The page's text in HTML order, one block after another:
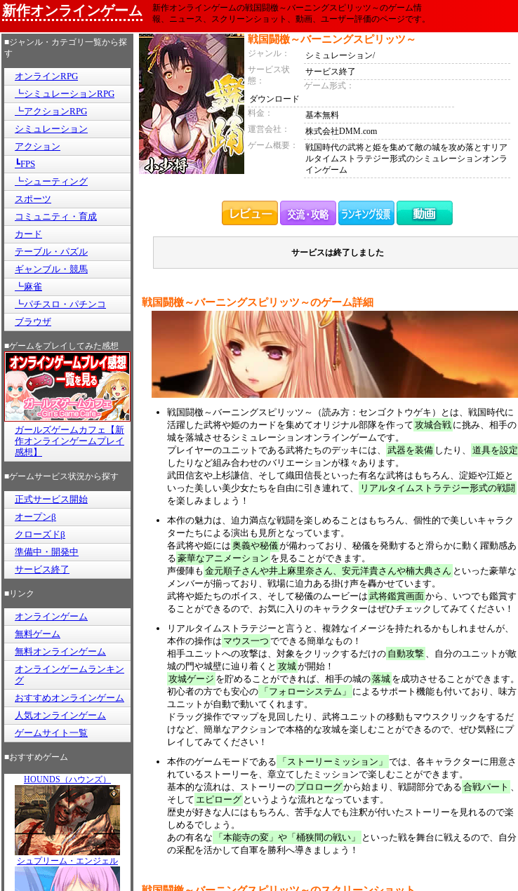
新作オンラインゲーム
新作オンラインゲームの戦国闘檄～バーニングスピリッツ～のゲーム情
報、ニュース、スクリーンショット、動画、ユーザー評価のページです。
■ジャンル・カテゴリ一覧から探
す
オンラインRPG
┗シミュレーションRPG
┗アクションRPG
シミュレーション
アクション
┗FPS
┗シューティング
スポーツ
コミュニティ・育成
カード
テーブル・パズル
ギャンブル・競馬
┗麻雀
┗パチスロ・パチンコ
ブラウザ
■ゲームをプレイしてみた感想
ガールズゲームカフェ【新
作オンラインゲームプレイ
感想】
■ゲームサービス状況から探す
正式サービス開始
オープンβ
クローズドβ
準備中・開発中
サービス終了
■リンク
オンラインゲーム
無料ゲーム
無料オンラインゲーム
オンラインゲームランキン
グ
おすすめオンラインゲーム
人気オンラインゲーム
ゲームサイト一覧
■おすすめゲーム
HOUNDS（ハウンズ）
シュプリーム・エンジェル
戦国闘檄～バーニングスピリッツ～
ジャンル：
シミュレーション/
サービス状
態：
サービス終了
ゲーム形式：
ダウンロード
料金：
基本無料
運営会社：
株式会社DMM.com
ゲーム概要：
戦国時代の武将と姫を集めて敵の城を攻め落とすリア
ルタイムストラテジー形式のシミュレーションオンラ
インゲーム
サービスは終了しました
戦国闘檄～バーニングスピリッツ～のゲーム詳細
戦国闘檄～バーニングスピリッツ～（読み方：センゴクトウゲキ）とは、戦国時代に
活躍した武将や姫のカードを集めてオリジナル部隊を作って 攻城合戦 に挑み、相手の
城を落城させるシミュレーションオンラインゲームです。
プレイヤーのユニットである武将たちのデッキには、
武器を装備 したり、
道具を設定
したりなど組み合わせのバリエーションが様々あります。
武田信玄や上杉謙信、そして織田信長といった有名な武将はもちろん、淀姫や江姫と
いった美しい美少女たちを自由に引き連れて、
リアルタイムストラテジー形式の戦闘
を楽しみましょう！
本作の魅力は、迫力満点な戦闘を楽しめることはもちろん、個性的で美しいキャラク
ターたちによる演出も見所となっています。
各武将や姫には 奥義や秘儀が備わっており、秘儀を発動すると滑らかに動く躍動感あ
る 豪華なアニメーション を見ることができます。
声優陣も 金元順子さんや井上麻里奈さん、安元洋貴さんや楠大典さん といった豪華な
メンバーが揃っており、戦場に迫力ある掛け声を轟かせています。
武将や姫たちのボイス、そして秘儀のムービーは 武将鑑賞画面から、いつでも鑑賞す
ることができるので、お気に入りのキャラクターはぜひチェックしてみてください！
リアルタイムストラテジーと言うと、複雑なイメージを持たれるかもしれませんが、
本作の操作は マウス一つ でできる簡単なもの！
相手ユニットへの攻撃は、対象をクリックするだけの 自動攻撃 、自分のユニットが敵
城の門や城壁に辿り着くと 攻城が開始！
攻城ゲージ を貯めることができれば、相手の城の落城 を成功させることができます。
初心者の方でも安心の 「フォローシステム」
によるサポート機能も付いており、味方
ユニットが自動で動いてくれます。
ドラッグ操作でマップを見回したり、武将ユニットの移動もマウスクリックをするだ
けなど、簡単なアクションで本格的な攻城を楽しむことができるので、ぜひ気軽にプ
レイしてみてください！
本作のゲームモードである
「ストーリーミッション」 では、各キャラクターに用意さ
れているストーリーを、章立てしたミッションで楽しむことができます。
基本的な流れは、ストーリーの プロローグから始まり、戦闘部分である 合戦パート 、
そして エピローグ というような流れとなっています。
歴史が好きな人にはもちろん、苦手な人でも注釈が付いたストーリーを見れるので楽
しめるでしょう。
あの有名な
「本能寺の変」や「桶狭間の戦い」
といった戦を舞台に戦えるので、自分
の采配を活かして自軍を勝利へ導きましょう！